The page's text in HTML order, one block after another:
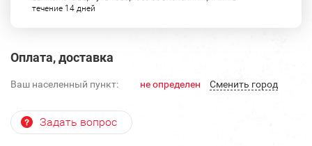
течение 14 дней
Оплата, доставка
Ваш населенный пункт: не определен Cменить город
Задать вопрос